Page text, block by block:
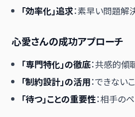
「効率化」追求：素早い問題解
心愛さんの成功アプローチ
「専門特化」の徹底：共感的
「制約設計」の活用：できない
「待つ」ことの重要性：相手の